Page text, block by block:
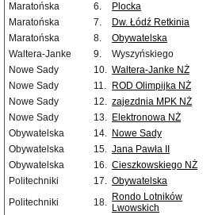
Maratońska
6. Plocka
Maratońska
7. Dw. Łódź Retkinia
Maratońska
8. Obywatelska
Waltera-Janke
9.
Wyszyńskiego
Nowe Sady
10. Waltera-Janke NŻ
Nowe Sady
11. ROD Olimpijka NŻ
Nowe Sady
12. zajezdnia MPK NŻ
Nowe Sady
13. Elektronowa NŻ
Obywatelska
14. Nowe Sady
Obywatelska
15. Jana Pawła II
Obywatelska
16. Cieszkowskiego NŻ
Politechniki
17. Obywatelska
Politechniki
18. Rondo Lotników
Lwowskich